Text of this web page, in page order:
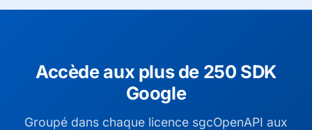
Accède aux plus de 250 SDK
Google
Groupé dans chaque licence sgcOpenAPI aux